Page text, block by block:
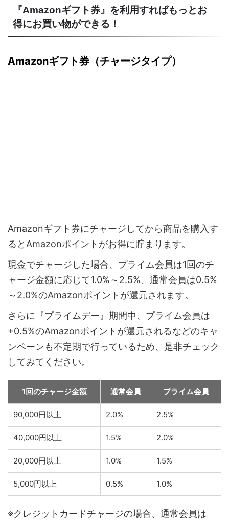
『Amazonギフト券』を利用すればもっとお
得にお買い物ができる！
Amazonギフト券（チャージタイプ）
Amazonギフト券にチャージしてから商品を購入す
るとAmazonポイントがお得に貯まります。
現金でチャージした場合、プライム会員は1回のチ
ャージ金額に応じて1.0%～2.5%、通常会員は0.5%
～2.0%のAmazonポイントが還元されます。
さらに『プライムデー』期間中、プライム会員は
+0.5%のAmazonポイントが還元されるなどのキャ
ンペーンも不定期で行っているため、是非チェック
してみてください。
1回のチャージ金額 通常会員 プライム会員
90,000円以上 2.0% 2.5%
40,000円以上 1.5% 2.0%
20,000円以上 1.0% 1.5%
5,000円以上 0.5% 1.0%
※クレジットカードチャージの場合、通常会員は